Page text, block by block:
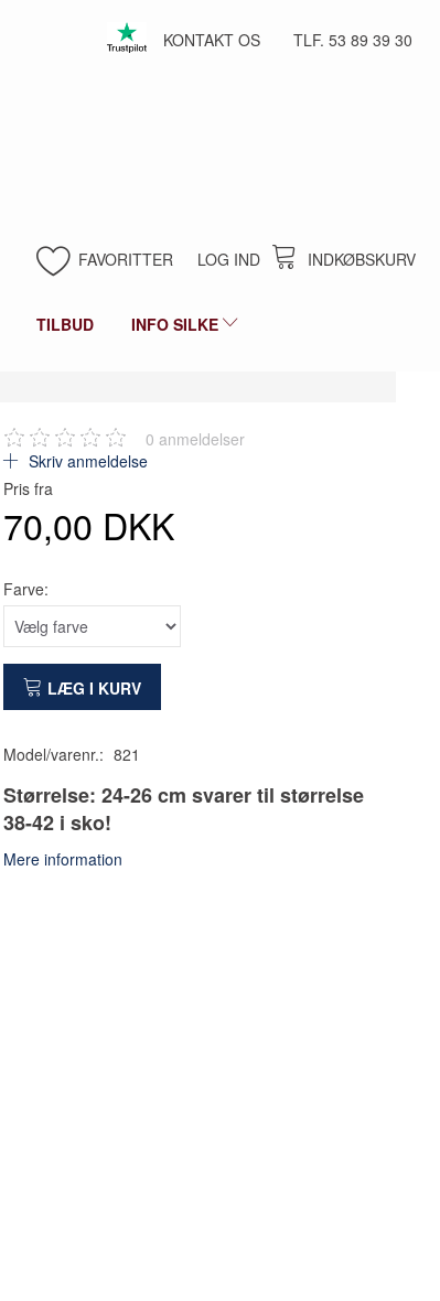
TLF. 53 89 39 30
KONTAKT OS
INDKØBSKURV
FAVORITTER LOG IND
TILBUD INFO SILKE
0 anmeldelser
Skriv anmeldelse
Pris fra
70,00 DKK
Farve:
LÆG I KURV
Model/varenr.: 821
Størrelse: 24-26 cm svarer til størrelse
38-42 i sko!
Mere information